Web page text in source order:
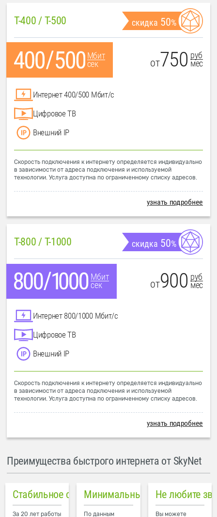
T-400 / T-500 скидка 50%
Мбит
сек
от750 руб
мес
Интернет 400/500 Мбит/с
Цифровое ТВ
Внешний IP
Скорость подключения к интернету определяется индивидуально
в зависимости от адреса подключения и используемой
технологии. Услуга доступна по ограниченному списку адресов.
узнать подробнее
T-800 / T-1000 скидка 50%
Мбит
сек
от900 руб
мес
Интернет 800/1000 Мбит/с
Цифровое ТВ
Внешний IP
Скорость подключения к интернету определяется индивидуально
в зависимости от адреса подключения и используемой
технологии. Услуга доступна по ограниченному списку адресов.
узнать подробнее
Преимущества быстрого интернета от SkyNet
Стабильное соединение
За 20 лет работы
Минимальный пинг в городе
По данным
Не любите
Вы можете